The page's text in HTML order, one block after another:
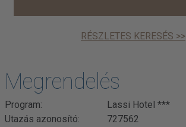
RÉSZLETES KERESÉS >>
Megrendelés
Program:
Lassi Hotel ***
Utazás azonosító:
727562